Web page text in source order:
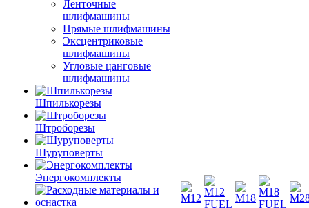
Ленточные
шлифмашины
Прямые шлифмашины
Эксцентриковые
шлифмашины
Угловые цанговые
шлифмашины
Шпилькорезы
Штроборезы
Шуруповерты
Энергокомплекты